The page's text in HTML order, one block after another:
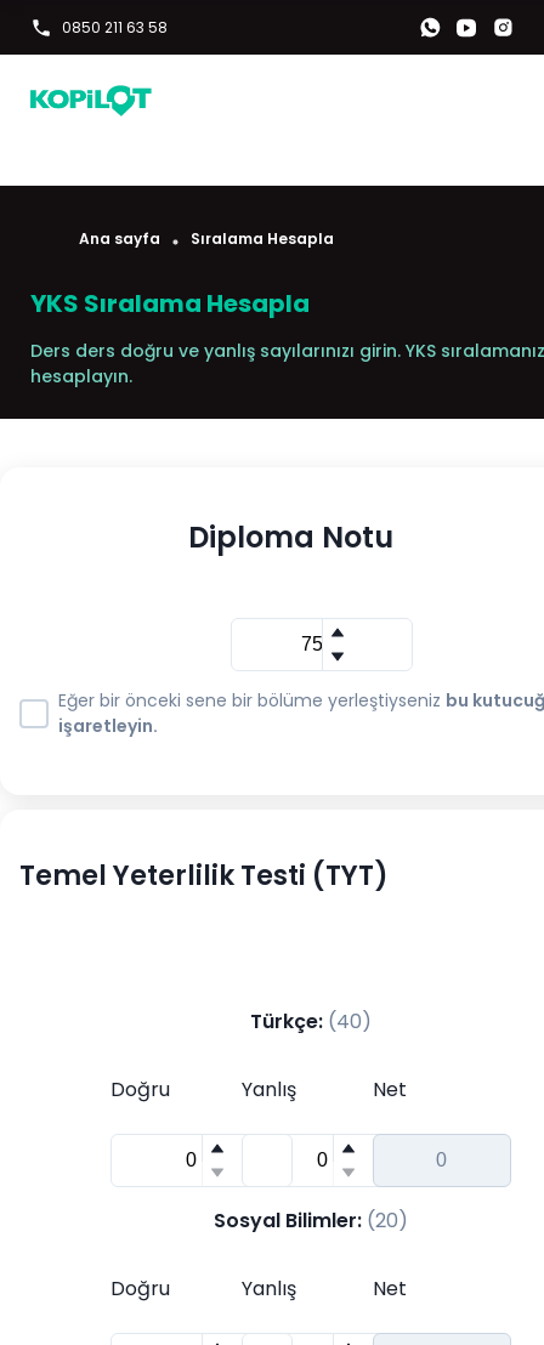
0850 211 63 58
Ana sayfa Sıralama Hesapla
YKS Sıralama Hesapla
Ders ders doğru ve yanlış sayılarınızı girin. YKS
hesaplayın.
Diploma Notu
Eğer bir önceki sene bir bölüme yerleştiyseniz bu
işaretleyin.
Temel Yeterlilik Testi (TYT)
Türkçe: (40)
Doğru Yanlış Net
Sosyal Bilimler: (20)
Doğru Yanlış Net